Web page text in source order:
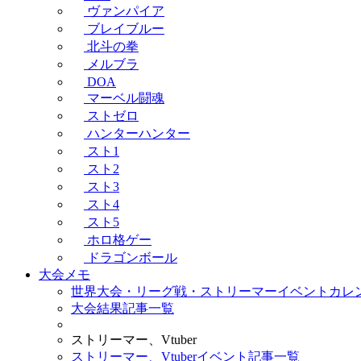
ヴァンパイア
ブレイブルー
北斗の拳
メルブラ
DOA
マーベル闘魂
ストゼロ
ハンターハンター
スト1
スト2
スト3
スト4
スト5
ホロ格ゲー
ドラゴンボール
大会メモ
世界大会・リーグ戦・ストリーマーイベントカレ
大会結果記事一覧
ストリーマー、Vtuber
ストリーマー、Vtuberイベント記事一覧